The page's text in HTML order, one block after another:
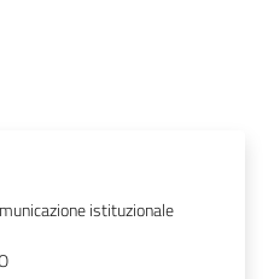
istituzionale